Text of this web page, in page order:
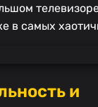
в самых
и